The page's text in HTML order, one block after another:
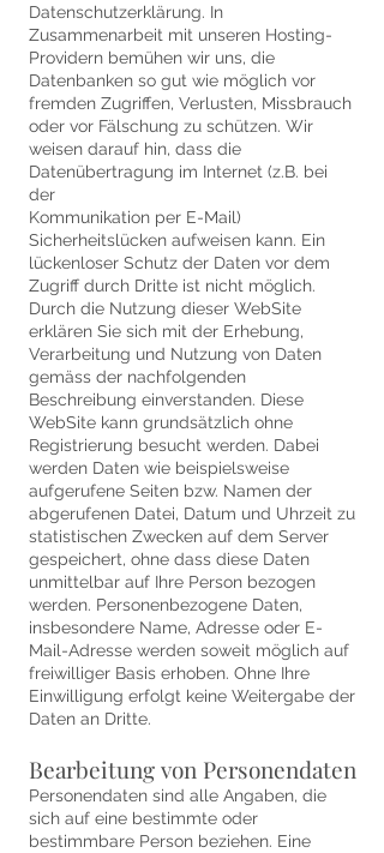
Datenschutzerklärung. In
Zusammenarbeit mit unseren Hosting-
Providern bemühen wir uns, die
Datenbanken so gut wie möglich vor
fremden Zugriffen, Verlusten, Missbrauch
oder vor Fälschung zu schützen. Wir
weisen darauf hin, dass die
Datenübertragung im Internet (z.B. bei
der
Kommunikation per E-Mail)
Sicherheitslücken aufweisen kann. Ein
lückenloser Schutz der Daten vor dem
Zugriff durch Dritte ist nicht möglich.
Durch die Nutzung dieser WebSite
erklären Sie sich mit der Erhebung,
Verarbeitung und Nutzung von Daten
gemäss der nachfolgenden
Beschreibung einverstanden. Diese
WebSite kann grundsätzlich ohne
Registrierung besucht werden. Dabei
werden Daten wie beispielsweise
aufgerufene Seiten bzw. Namen der
abgerufenen Datei, Datum und Uhrzeit zu
statistischen Zwecken auf dem Server
gespeichert, ohne dass diese Daten
unmittelbar auf Ihre Person bezogen
werden. Personenbezogene Daten,
insbesondere Name, Adresse oder E-
Mail-Adresse werden soweit möglich auf
freiwilliger Basis erhoben. Ohne Ihre
Einwilligung erfolgt keine Weitergabe der
Daten an Dritte.
Bearbeitung von Personendaten
Personendaten sind alle Angaben, die
sich auf eine bestimmte oder
bestimmbare Person beziehen. Eine